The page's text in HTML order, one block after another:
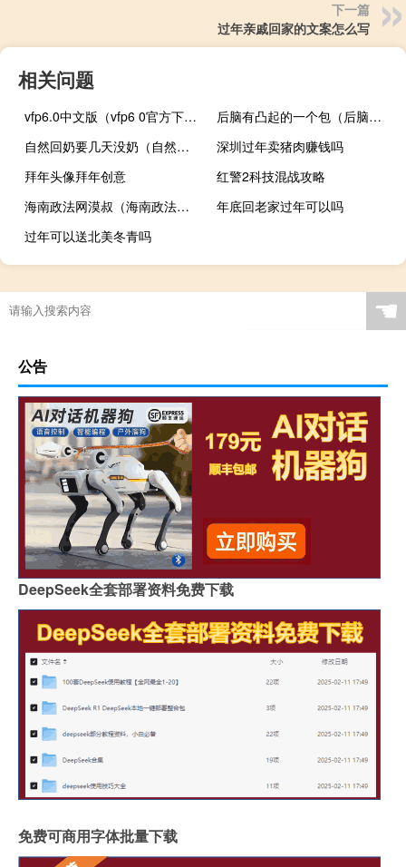
下一篇
过年亲戚回家的文案怎么写
相关问题
vfp6.0中文版（vfp6 0官方下载狐狸头）
后脑有凸起的一个包（后脑有个包像骨头凸起是怎么回事）
自然回奶要几天没奶（自然回奶要几天）
深圳过年卖猪肉赚钱吗
拜年头像拜年创意
红警2科技混战攻略
海南政法网漠叔（海南政法网）
年底回老家过年可以吗
过年可以送北美冬青吗
☚
公告
DeepSeek全套部署资料免费下载
免费可商用字体批量下载